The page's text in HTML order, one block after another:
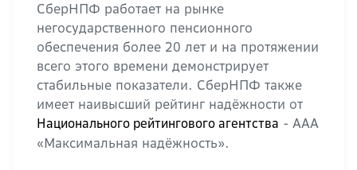
СберНПФ работает на рынке
негосударственного пенсионного
обеспечения более 20 лет и на протяжении
всего этого времени демонстрирует
стабильные показатели. СберНПФ также
имеет наивысший рейтинг надёжности от
Национального рейтингового агентства - ААА
«Максимальная надёжность».